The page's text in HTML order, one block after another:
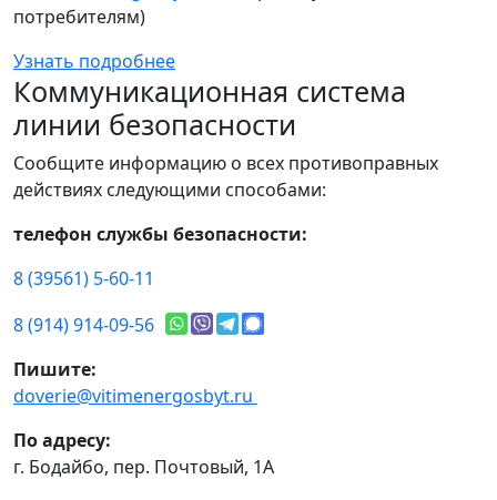
потребителям)
Узнать подробнее
Коммуникационная система
линии безопасности
Сообщите информацию о всех противоправных
действиях следующими способами:
телефон службы безопасности:
8 (39561) 5-60-11
8 (914) 914-09-56
Пишите:
doverie@vitimenergosbyt.ru
По адресу:
г. Бодайбо, пер. Почтовый, 1А